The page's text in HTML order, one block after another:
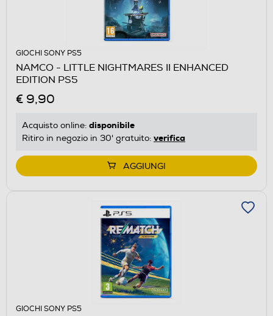
GIOCHI SONY PS5
NAMCO - LITTLE NIGHTMARES II ENHANCED
EDITION PS5
€ 9,90
Acquisto online: disponibile
Ritiro in negozio in 30' gratuito: verifica
AGGIUNGI
GIOCHI SONY PS5